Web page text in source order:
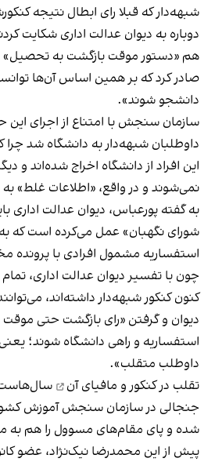
شبهه‌دار که قبلا رای ابطال نتیجه
هم «دستور موقت بازگشت به تحصیل» را
صادر کرد که بر همین اساس آن‌ها
دانشجو شوند».
سازمان سنجش با امتناع از اجرای این
داوطلبان شبهه‌دار به دانشگاه شد چرا
این افراد از دانشگاه اخراج شده‌اند
نمی‌شوند و در واقع، «اطلاعات غلط»
به گفته پورعباس، دیوان عدالت اداری
شورای نگهبان» عمل می‌کرده است که
استفساریه مشمول افرادی با پرونده
کنون کنکور شبهه‌دار داشته‌اند،
دیوان و گرفتن «رای بازگشت حتی
داوطلب متقلب».
تقلب در کنکور و مافیای آن
سال‌هاست
جنجالی در سازمان سنجش آموزش کشور
شده و پای مقام‌های مسوول را هم به
پیش از این محمدرضا نیک‌نژاد، عضو